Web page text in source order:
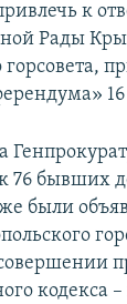
к
Рады
горсовета,
76 бывших
были
кодекса